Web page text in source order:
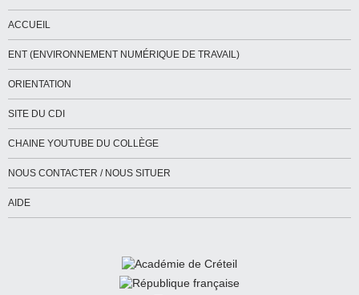
ACCUEIL
ENT (ENVIRONNEMENT NUMÉRIQUE DE TRAVAIL)
ORIENTATION
SITE DU CDI
CHAINE YOUTUBE DU COLLÈGE
NOUS CONTACTER / NOUS SITUER
AIDE